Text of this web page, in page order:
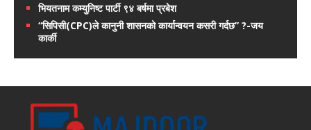
भियतनाम कम्युनिष्ट पार्टी ९४ बर्षमा प्रबेश
“सिपिसी(CPC)ले कानुनी शासनको कार्यान्वयन कसरी गर्दछ” ?-जय
कार्की